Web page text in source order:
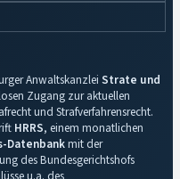
Anwaltskanzlei Strate und
Zugang zur aktuellen
und Strafverfahrensrecht.
HRRS, einem monatlichen
Datenbankmit der
des Bundesgerichtshofs